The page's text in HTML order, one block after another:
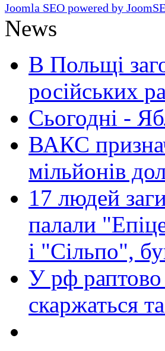
Joomla SEO powered by
News
В Польщі
російських
Сьогодні -
ВАКС
мільйонів
17 людей
палали
і "Сільпо",
У рф раптово
скаржаться